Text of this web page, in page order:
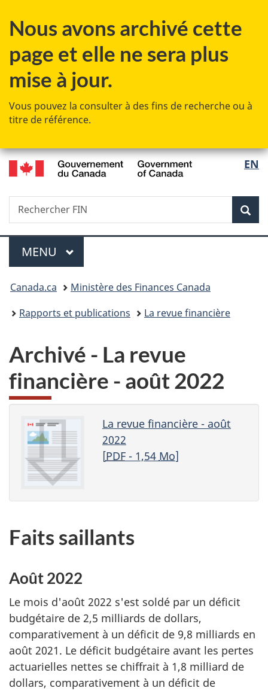
au
principal
à
Au
»
à
version
Nous avons archivé cette
page et elle ne sera plus
mise à jour.
Vous pouvez la consulter à des fins de recherche ou à
titre de référence.
de
la
EN
Recherche
Rechercher
FIN
Menu
MENU PRINCIPAL
Vous
êtes
Canada.ca
Ministère des Finances Canada
Rapports et publications
La revue financière
Archivé - La revue
financière - août 2022
La revue financière - août
2022
[PDF- 1,54 Mo]
Faits saillants
Août 2022
Le mois d'août 2022 s'est soldé par un déficit
budgétaire de 2,5 milliards de dollars,
comparativement à un déficit de 9,8 milliards en
août 2021. Le déficit budgétaire avant les pertes
actuarielles nettes se chiffrait à 1,8 milliard de
dollars, comparativement à un déficit de